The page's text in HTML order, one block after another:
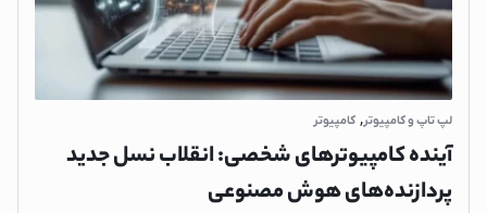
لپ تاپ و کامپیوتر, کامپیوتر
آینده کامپیوترهای شخصی: انقلاب نسل جدید
پردازنده‌های هوش مصنوعی